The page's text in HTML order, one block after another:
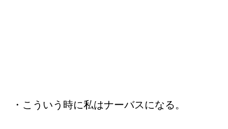
・こういう時に私はナーバスになる。